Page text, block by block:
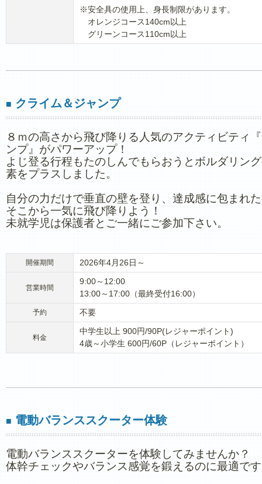
※安全具の使用上、身長制限があります。
オレンジコース140cm以上
グリーンコース110cm以上
■ クライム＆ジャンプ
８ｍの高さから飛び降りる人気のアクティビティ
ンプ』がパワーアップ！
よじ登る行程もたのしんでもらおうとボルダリン
素をプラスしました。
自分の力だけで垂直の壁を登り、達成感に包まれ
そこから一気に飛び降りよう！
未就学児は保護者とご一緒にご参加下さい。
開催期間 2026年4月26日～
営業時間
9:00～12:00
13:00～17:00（最終受付16:00）
予約 不要
料金
中学生以上 900円/90P(レジャーポイント)
4歳～小学生 600円/60P（レジャーポイント）
■ 電動バランススクーター体験
電動バランススクーターを体験してみませんか？
体幹チェックやバランス感覚を鍛えるのに最適で